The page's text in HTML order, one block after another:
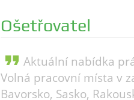
Ošetřovatel
format_quote Aktuální nabídka
Volná pracovní místa v
Bavorsko, Sasko,